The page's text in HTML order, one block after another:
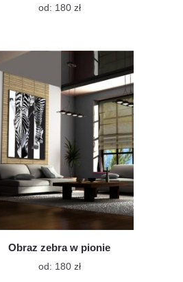
od: 180 złTen
wiele
wariantów.
Opcje
można
wybrać
stronie
produktu
Obraz zebra w pionie
od: 180 złTen